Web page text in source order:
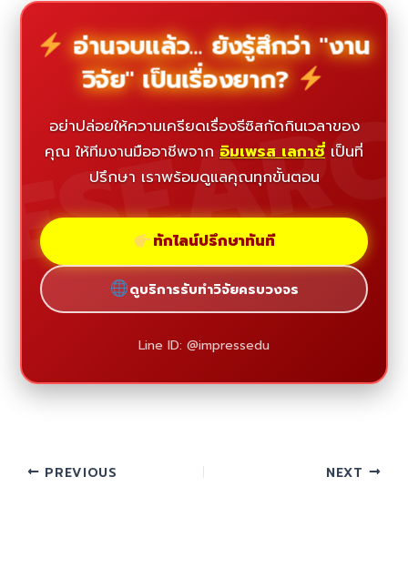
อ่านจบแล้ว... ยังรู้สึกว่า "งาน
วิจัย" เป็นเรื่องยาก?
อย่าปล่อยให้ความเครียดเรื่องธีซิสกัดกินเวลาของ
คุณ ให้ทีมงานมืออาชีพจาก อิมเพรส เลกาซี่ เป็นที่
ปรึกษา เราพร้อมดูแลคุณทุกขั้นตอน
ทักไลน์ปรึกษาทันที
ดูบริการรับทำวิจัยครบวงจร
Line ID: @impressedu
PREVIOUS NEXT